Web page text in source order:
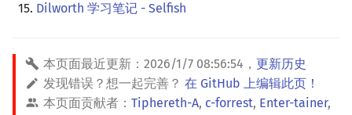
Dilworth 学习笔记 - Selfish
本页面最近更新： 2026/1/7 08:56:54 ， 更新历史
发现错误？想一起完善？ 在 GitHub 上编辑此页！
本页面贡献者： Tiphereth-A, c-forrest, Enter-tainer,